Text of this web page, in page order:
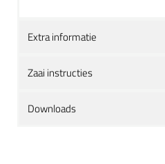
Extra informatie
Zaai instructies
Downloads